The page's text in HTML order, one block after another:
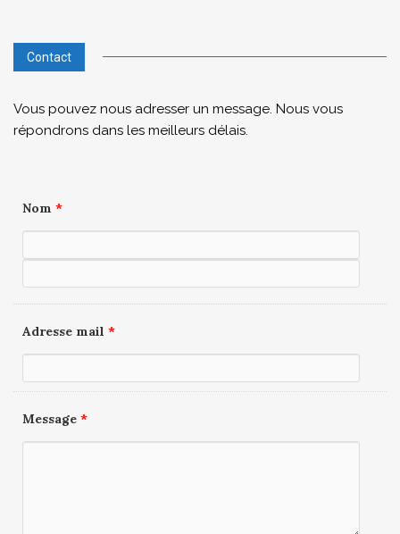
Contact
Vous pouvez nous adresser un message. Nous vous
répondrons dans les meilleurs délais.
Nom *
Adresse mail *
Message *